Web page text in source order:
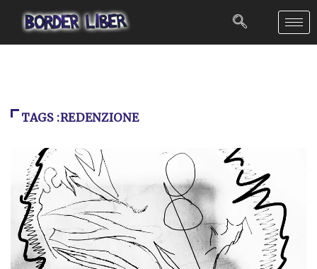
TAGS :REDENZIONE